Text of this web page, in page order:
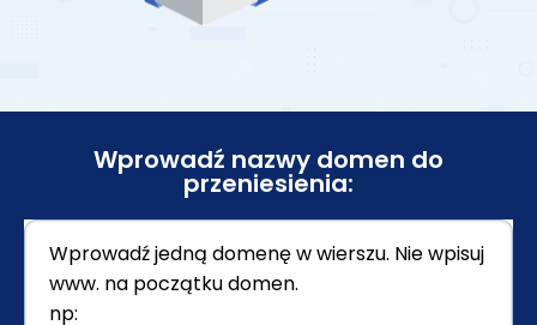
Wprowadź nazwy domen do
przeniesienia: